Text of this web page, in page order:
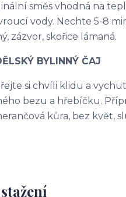
směs vhodná na
vody. Nechte 5-8
zázvor, skořice lámaná.
BYLINNÝ ČAJ
si chvíli klidu a
bezu a hřebíčku.
kůra, bez květ,